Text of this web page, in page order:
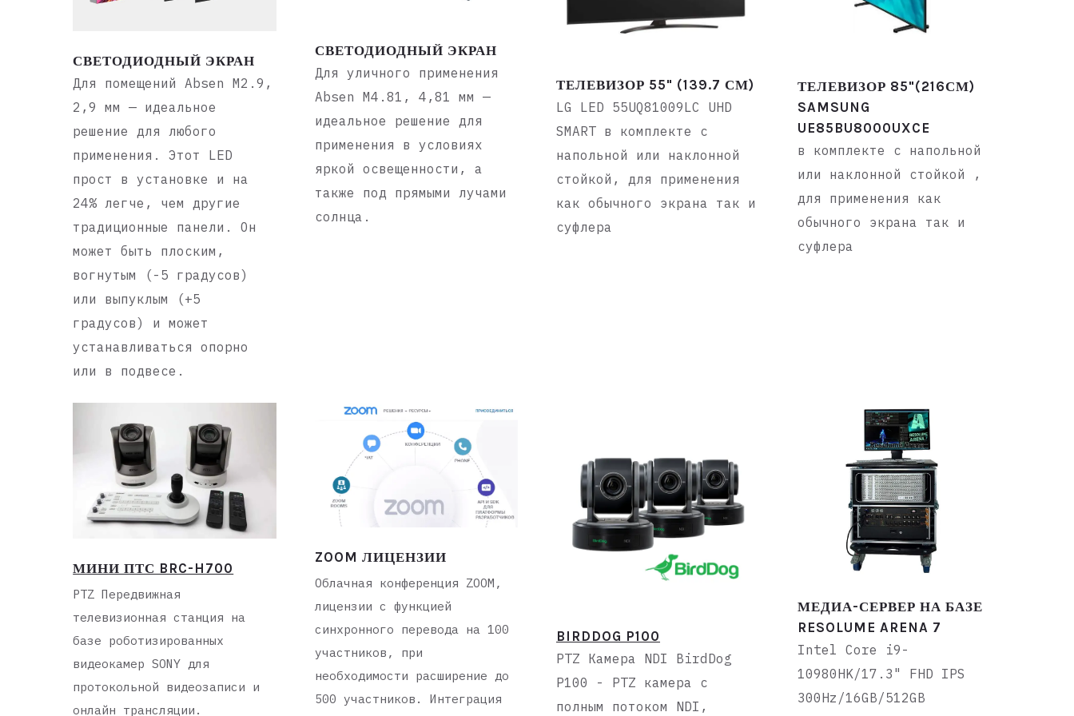
СВЕТОДИОДНЫЙ ЭКРАН
Для помещений Absen M2.9,
2,9 мм — идеальное
решение для любого
применения. Этот LED
прост в установке и на
24% легче, чем другие
традиционные панели. Он
может быть плоским,
вогнутым (-5 градусов)
или выпуклым (+5
градусов) и может
устанавливаться опорно
или в подвесе.
СВЕТОДИОДНЫЙ ЭКРАН
Для уличного применения
Absen M4.81, 4,81 мм —
идеальное решение для
применения в условиях
яркой освещенности, а
также под прямыми лучами
солнца.
ТЕЛЕВИЗОР 55" (139.7 СМ)
LG LED 55UQ81009LC UHD
SMART в комплекте с
напольной или наклонной
стойкой, для применения
как обычного экрана так и
суфлера
ТЕЛЕВИЗОР 85"(216СМ)
SAMSUNG
UE85BU8000UXCE
в комплекте с напольной
или наклонной стойкой ,
для применения как
обычного экрана так и
суфлера
МИНИ ПТС BRC-H700
PTZ Передвижная
телевизионная станция на
базе роботизированных
видеокамер SONY для
протокольной видеозаписи и
онлайн трансляции.
ZOOM ЛИЦЕНЗИИ
Облачная конференция ZOOM,
лицензии с функцией
синхронного перевода на 100
участников, при
необходимости расширение до
500 участников. Интеграция
BIRDDOG P100
PTZ Камера NDI BirdDog
P100 - PTZ камера с
полным потоком NDI,
МЕДИА-СЕРВЕР НА БАЗЕ
RESOLUME ARENA 7
Intel Core i9-
10980HK/17.3" FHD IPS
300Hz/16GB/512GB